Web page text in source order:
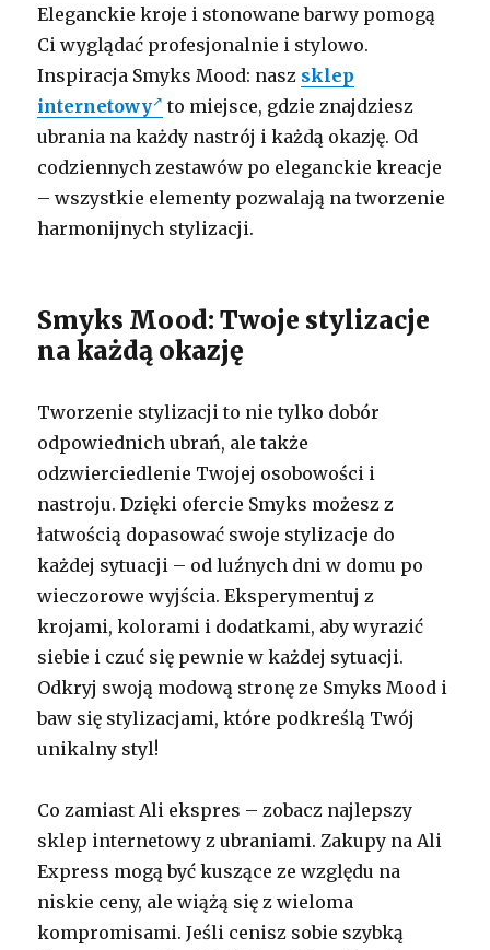
Eleganckie kroje i stonowane barwy pomogą
Ci wyglądać profesjonalnie i stylowo.
Inspiracja Smyks Mood: nasz sklep
internetowy
to miejsce, gdzie znajdziesz
ubrania na każdy nastrój i każdą okazję. Od
codziennych zestawów po eleganckie kreacje
– wszystkie elementy pozwalają na tworzenie
harmonijnych stylizacji.
Smyks Mood: Twoje stylizacje
na każdą okazję
Tworzenie stylizacji to nie tylko dobór
odpowiednich ubrań, ale także
odzwierciedlenie Twojej osobowości i
nastroju. Dzięki ofercie Smyks możesz z
łatwością dopasować swoje stylizacje do
każdej sytuacji – od luźnych dni w domu po
wieczorowe wyjścia. Eksperymentuj z
krojami, kolorami i dodatkami, aby wyrazić
siebie i czuć się pewnie w każdej sytuacji.
Odkryj swoją modową stronę ze Smyks Mood i
baw się stylizacjami, które podkreślą Twój
unikalny styl!
Co zamiast Ali ekspres – zobacz najlepszy
sklep internetowy z ubraniami. Zakupy na Ali
Express mogą być kuszące ze względu na
niskie ceny, ale wiążą się z wieloma
kompromisami. Jeśli cenisz sobie szybką